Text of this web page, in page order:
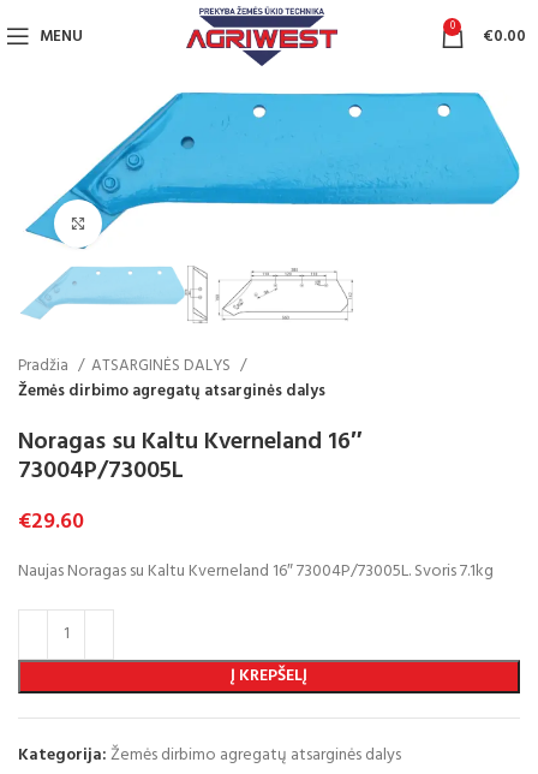
MENU 0 €0.00
Click to enlarge
Pradžia
ATSARGINĖS DALYS
Žemės dirbimo agregatų atsarginės dalys
Noragas su Kaltu Kverneland 16″
73004P/73005L
€29.60
Naujas Noragas su Kaltu Kverneland 16″ 73004P/73005L. Svoris 7.1kg
Į KREPŠELĮ
Kategorija:Žemės dirbimo agregatų atsarginės dalys